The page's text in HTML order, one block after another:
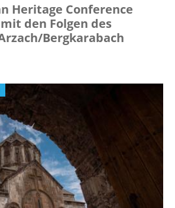
Heritage Conference
den Folgen des
Bergkarabach